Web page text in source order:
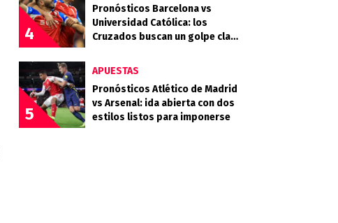
4
Pronósticos Barcelona vs
Universidad Católica: los
Cruzados buscan un golpe clave
5
APUESTAS
Pronósticos Atlético de Madrid
vs Arsenal: ida abierta con dos
estilos listos para imponerse